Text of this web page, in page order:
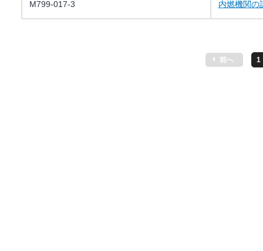
M799-017-3 内燃機関の
前へ 1